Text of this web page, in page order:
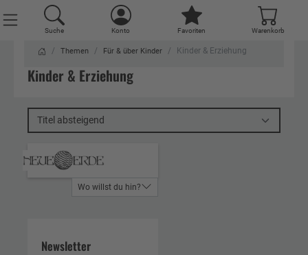
Suche Konto Favoriten Warenkorb
Themen Für & über Kinder Kinder & Erziehung
Kinder & Erziehung
Titel absteigend
Suche Konto Favoriten Warenkorb
Wo willst du hin?
Newsletter
Suche Konto Favoriten Warenkorb
Suche Konto Favoriten Warenkorb
Suche Konto Favoriten Warenkorb
Suche Konto Favoriten Warenkorb
Suche Konto Favoriten Warenkorb
Suche Konto Favoriten Warenkorb
Suche Konto Favoriten Warenkorb
Suche Konto Favoriten Warenkorb
Suche Konto Favoriten Warenkorb
Suche Konto Favoriten Warenkorb
Suche Konto Favoriten Warenkorb